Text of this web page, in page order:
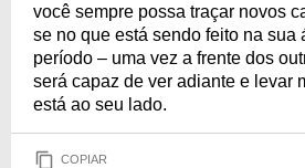
você sempre possa traçar novos
se no que está sendo feito na sua
período – uma vez a frente dos
será capaz de ver adiante e levar
está ao seu lado.
COPIAR